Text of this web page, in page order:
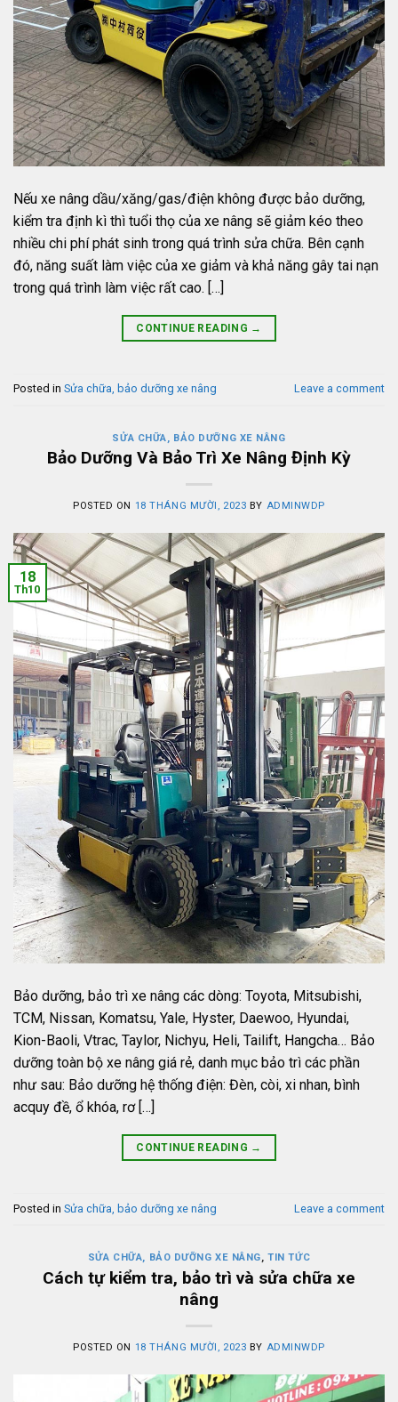
Nếu xe nâng dầu/xăng/gas/điện không được bảo dưỡng,
kiểm tra định kì thì tuổi thọ của xe nâng sẽ giảm kéo theo
nhiều chi phí phát sinh trong quá trình sửa chữa. Bên cạnh
đó, năng suất làm việc của xe giảm và khả năng gây tai nạn
trong quá trình làm việc rất cao. […]
CONTINUE READING →
Posted in Sửa chữa, bảo dưỡng xe nâng Leave a comment
SỬA CHỮA, BẢO DƯỠNG XE NÂNG
Bảo Dưỡng Và Bảo Trì Xe Nâng Định Kỳ
POSTED ON 18 THÁNG MƯỜI, 2023 BY ADMINWDP
18
Th10
Bảo dưỡng, bảo trì xe nâng các dòng: Toyota, Mitsubishi,
TCM, Nissan, Komatsu, Yale, Hyster, Daewoo, Hyundai,
Kion-Baoli, Vtrac, Taylor, Nichyu, Heli, Tailift, Hangcha… Bảo
dưỡng toàn bộ xe nâng giá rẻ, danh mục bảo trì các phần
như sau: Bảo dưỡng hệ thống điện: Đèn, còi, xi nhan, bình
acquy đề, ổ khóa, rơ […]
CONTINUE READING →
Posted in Sửa chữa, bảo dưỡng xe nâng Leave a comment
SỬA CHỮA, BẢO DƯỠNG XE NÂNG,TIN TỨC
Cách tự kiểm tra, bảo trì và sửa chữa xe
nâng
POSTED ON 18 THÁNG MƯỜI, 2023 BY ADMINWDP